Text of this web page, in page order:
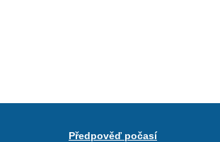
Předpověď počasí